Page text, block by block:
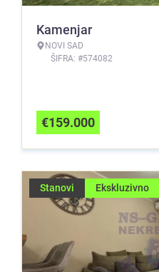
Kamenjar
NOVI SAD
ŠIFRA: #574082
€159.000
Stanovi Ekskluzivno